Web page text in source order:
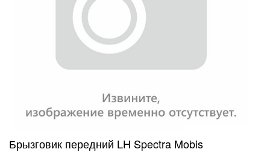
Брызговик передний LH Spectra Mobis